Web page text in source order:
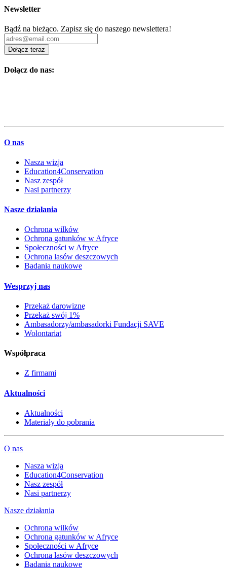
Newsletter
Bądź na bieżąco. Zapisz się do naszego newslettera!
Dołącz teraz
Dołącz do nas:
O nas
Nasza wizja
Education4Conservation
Nasz zespół
Nasi partnerzy
Nasze działania
Ochrona wilków
Ochrona gatunków w Afryce
Społeczności w Afryce
Ochrona lasów deszczowych
Badania naukowe
Wesprzyj nas
Przekaż darowiznę
Przekaż swój 1%
Ambasadorzy/ambasadorki Fundacji SAVE
Wolontariat
Współpraca
Z firmami
Aktualności
Aktualności
Materiały do pobrania
O nas
Nasza wizja
Education4Conservation
Nasz zespół
Nasi partnerzy
Nasze działania
Ochrona wilków
Ochrona gatunków w Afryce
Społeczności w Afryce
Ochrona lasów deszczowych
Badania naukowe